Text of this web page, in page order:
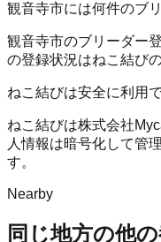
観音寺市には何件のブ
観音寺市のブリーダー
の登録状況はねこ結び
ねこ結びは安全に利用
ねこ結びは株式会社
人情報は暗号化して管
す。
Nearby
同じ地方の他